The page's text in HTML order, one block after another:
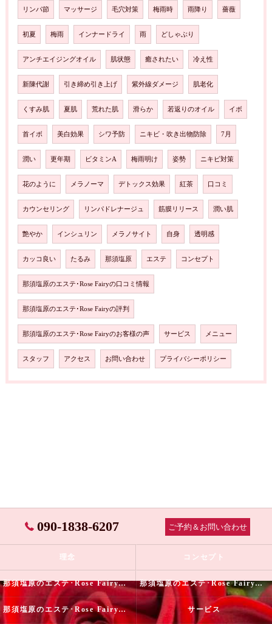
リンパ節 マッサージ 毛穴対策 梅雨時 雨降り 薔薇
初夏 梅雨 インナードライ 雨 どしゃぶり
アンチエイジングオイル 肌状態 癒されたい 冷え性
新陳代謝 引き締め引き上げ 紫外線ダメージ 肌老化
くすみ肌 夏肌 荒れた肌 滑らか 若返りのオイル イボ
首イボ 美白効果 シワ予防 ニキビ・吹き出物防除 7月
潤い 更年期 ビタミンA 梅雨明け 姿勢 ニキビ対策
花のように メラノーマ デトックス効果 紅茶 口コミ
カウンセリング リンパドレナージュ 筋膜リリース 潤い肌
艶やか インシュリン メラノサイト 自身 透明感
カッコ良い たるみ 那須塩原 エステ コンセプト
那須塩原のエステ･Rose Fairyの口コミ情報
那須塩原のエステ･Rose Fairyの評判
那須塩原のエステ･Rose Fairyのお客様の声 サービス メニュー
スタッフ アクセス お問い合わせ プライバシーポリシー
090-1838-6207 ご予約＆お問い合わせ
理念 コンセプト
那須塩原のエステ･Rose Fairyの口コミ情報 那須塩原のエステ･Rose Fairyの評判
那須塩原のエステ･Rose Fairyのお客様の声 サービス